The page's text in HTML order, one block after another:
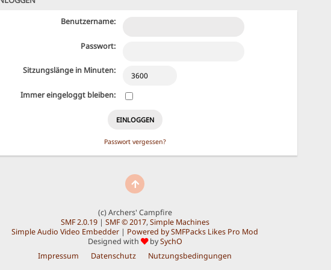
Benutzername:
Passwort:
Sitzungslänge in Minuten:
Immer eingeloggt bleiben:
Passwort vergessen?
(c) Archers' Campfire
SMF 2.0.19| SMF © 2017,Simple Machines
Simple Audio Video Embedder | Powered by SMFPacks Likes Pro Mod
Designed with
bySychO
Impressum
Datenschutz Nutzungsbedingungen